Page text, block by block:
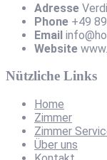
Adresse
Phone +49
Email
Website
Nützliche Links
Home
Zimmer
Zimmer
Über uns